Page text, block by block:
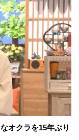
オクラを15年ぶり